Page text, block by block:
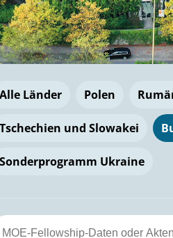
Alle Länder Polen
Tschechien und Slowakei
Sonderprogramm Ukraine